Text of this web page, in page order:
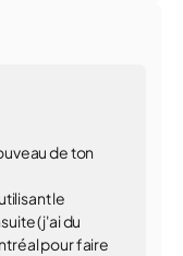
de ton
le
(j'ai du
pour faire